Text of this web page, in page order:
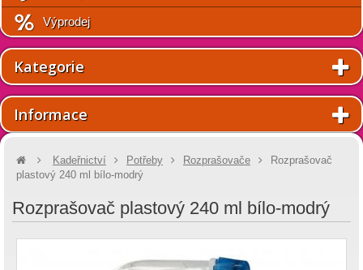
Výprodej
Kategorie
Informace
Kadeřnictví Potřeby Rozprašovače
Rozprašovač
plastový 240 ml bílo-modrý
Rozprašovač plastový 240 ml bílo-modrý